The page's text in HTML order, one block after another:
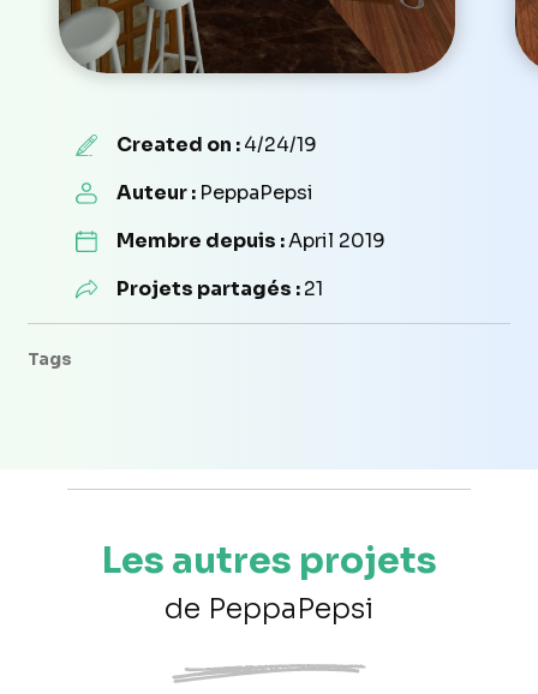
Created on :4/24/19
Auteur : PeppaPepsi
Membre depuis :April 2019
Projets partagés :21
Tags
Les autres projets
de PeppaPepsi